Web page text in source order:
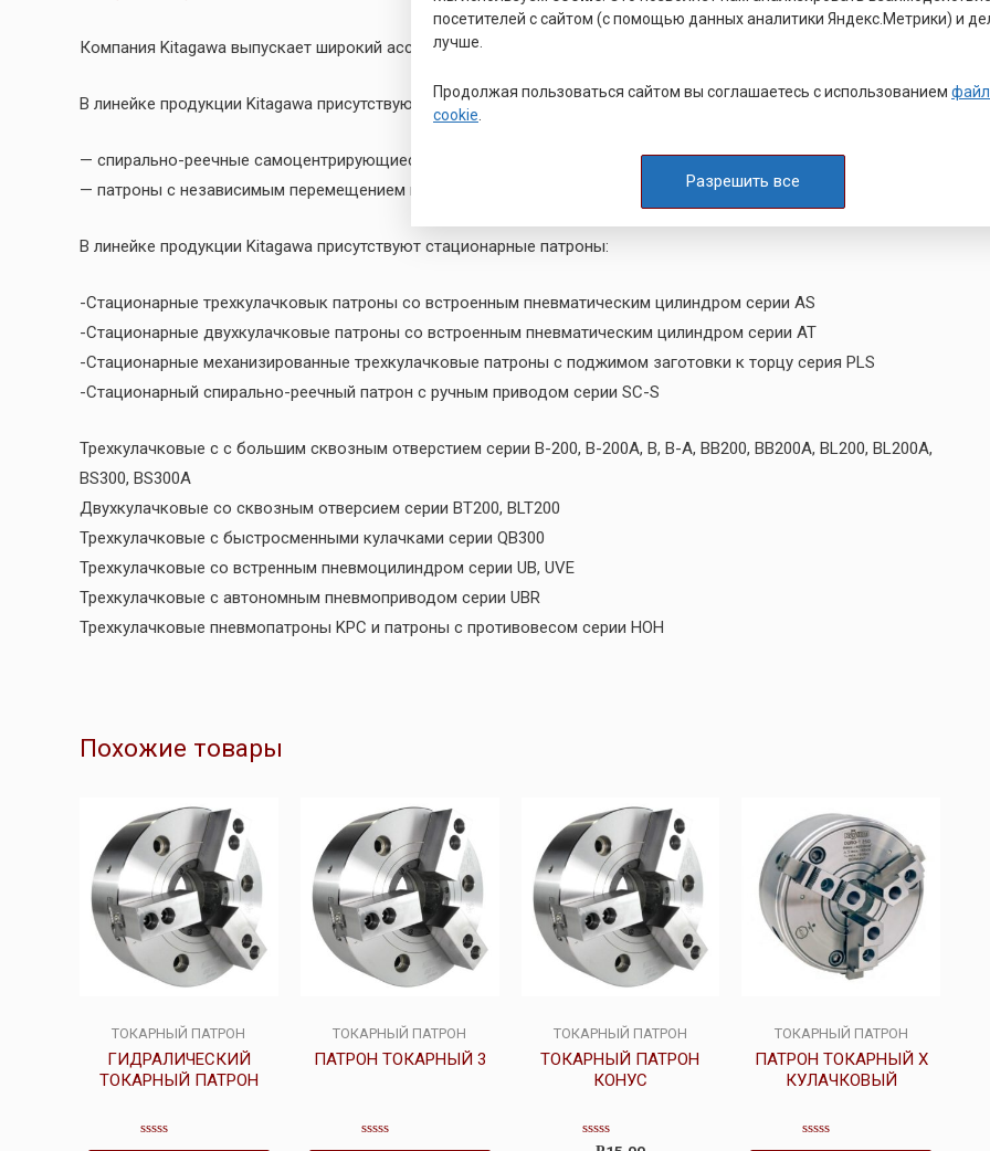
Компания Kitagawa выпускает широкий ассортимент механизированных патронов с открытым центром.
В линейке продукции Kitagawa присутствуют двух, трех и четырехкулачковые патроны с ручным приводом:
— спирально-реечные самоцентрирующиеся патроны серии SC, JN, JN..T, JN..RA, JT, JS,
— патроны с независимым перемещением кулачков серии IC, IA,
В линейке продукции Kitagawa присутствуют стационарные патроны:
-Стационарные трехкулачковык патроны со встроенным пневматическим цилиндром серии AS
-Стационарные двухкулачковые патроны со встроенным пневматическим цилиндром серии AT
-Стационарные механизированные трехкулачковые патроны с поджимом заготовки к торцу серия PLS
-Стационарный спирально-реечный патрон с ручным приводом серии SC-S
Трехкулачковые c с большим сквозным отверстием серии В-200, В-200А, В, В-А, ВВ200, ВВ200А, BL200, BL200A,
BS300, BS300A
Двухкулачковые со сквозным отверсием серии BT200, BLT200
Трехкулачковые с быстросменными кулачками серии QB300
Трехкулачковые со встренным пневмоцилиндром серии UB, UVE
Трехкулачковые с автономным пневмоприводом серии UBR
Трехкулачковые пневмопатроны KPC и патроны с противовесом серии HOH
Похожие товары
ТОКАРНЫЙ ПАТРОН
ГИДРАЛИЧЕСКИЙ
ТОКАРНЫЙ ПАТРОН
ТОКАРНЫЙ ПАТРОН
ПАТРОН ТОКАРНЫЙ 3
ТОКАРНЫЙ ПАТРОН
ТОКАРНЫЙ ПАТРОН
КОНУС
ТОКАРНЫЙ ПАТРОН
ПАТРОН ТОКАРНЫЙ Х
КУЛАЧКОВЫЙ
посетителей с сайтом (с помощью данных аналитики Яндекс.Метрики) и
лучше.
Продолжая пользоваться сайтом вы соглашаетесь с использованием
cookie
Разрешить все